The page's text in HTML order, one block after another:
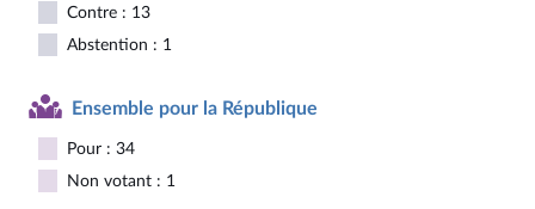
Contre : 13
Abstention : 1
Ensemble pour la République
Pour : 34
Non votant : 1